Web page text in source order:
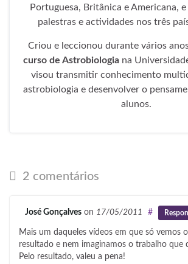
Realizou várias entrevistas na
Portuguesa, Britânica e Americana, e
Criou e leccionou durante vários
curso de Astrobiologiana
que visou transmitir conhecimento
astrobiologia e desenvolver o
José Gonçalves on
Mais um daqueles vídeos em que só vemos
resultado e nem imaginamos o trabalho que